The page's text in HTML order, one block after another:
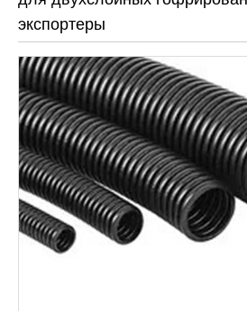
экспортеры